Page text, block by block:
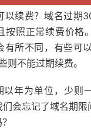
以续费？域名过期
按照正常续费价格
有所不同，有些可
则不能过期续费。
以年为单位，少则
会忘记了域名期